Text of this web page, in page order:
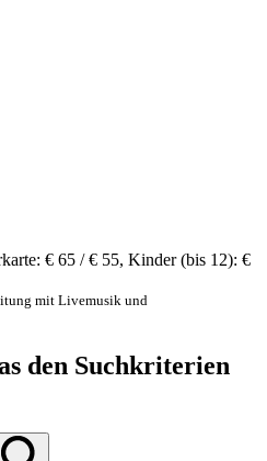
€ 65 / € 55, Kinder (bis 12): €
mit Livemusik und
den Suchkriterien